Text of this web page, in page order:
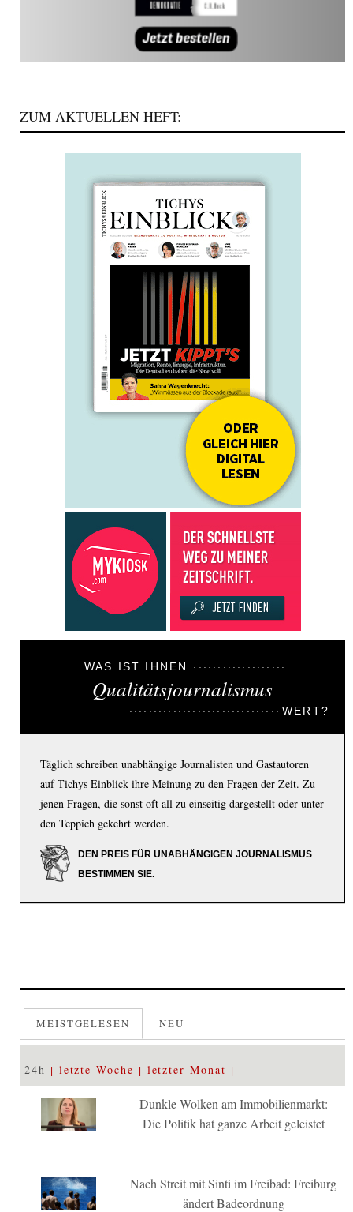
ZUM AKTUELLEN HEFT:
WAS IST IHNEN
Qualitätsjournalismus
WERT?
Täglich schreiben unabhängige Journalisten und Gastautoren
auf Tichys Einblick ihre Meinung zu den Fragen der Zeit. Zu
jenen Fragen, die sonst oft all zu einseitig dargestellt oder unter
den Teppich gekehrt werden.
DEN PREIS FÜR UNABHÄNGIGEN JOURNALISMUS
BESTIMMEN SIE.
MEISTGELESEN NEU
24h letzte Woche letzter Monat
Dunkle Wolken am Immobilienmarkt:
Die Politik hat ganze Arbeit geleistet
Nach Streit mit Sinti im Freibad: Freiburg
ändert Badeordnung